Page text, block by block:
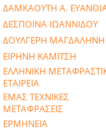
ΔΑΜΚΑΟΥΤΗ Α.
ΔΕΣΠΟΙΝΑ ΙΩΑΝΝΙΔΟΥ
ΔΟΥΛΓΕΡΗ ΜΑΓΔΑΛΗΝΗ
ΕΙΡΗΝΗ ΚΑΜΙΤΣΗ
ΕΛΛΗΝΙΚΗ
ΕΤΑΙΡΕΙΑ
ΕΜΑΣ ΤΕΧΝΙΚΕΣ
ΜΕΤΑΦΡΑΣΕΙΣ
ΕΡΜΗΝΕΙΑ